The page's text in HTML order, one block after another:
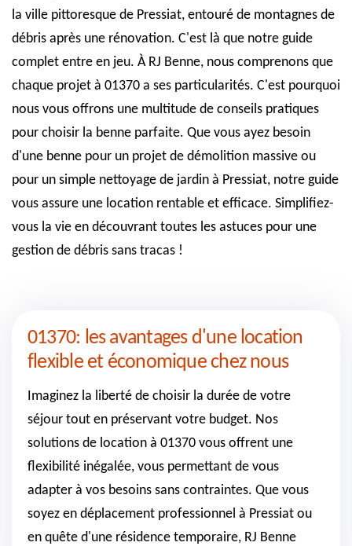
la ville pittoresque de Pressiat, entouré de montagnes de
débris après une rénovation. C'est là que notre guide
complet entre en jeu. À RJ Benne, nous comprenons que
chaque projet à 01370 a ses particularités. C'est pourquoi
nous vous offrons une multitude de conseils pratiques
pour choisir la benne parfaite. Que vous ayez besoin
d'une benne pour un projet de démolition massive ou
pour un simple nettoyage de jardin à Pressiat, notre guide
vous assure une location rentable et efficace. Simplifiez-
vous la vie en découvrant toutes les astuces pour une
gestion de débris sans tracas !
01370: les avantages d'une location
flexible et économique chez nous
Imaginez la liberté de choisir la durée de votre
séjour tout en préservant votre budget. Nos
solutions de location à 01370 vous offrent une
flexibilité inégalée, vous permettant de vous
adapter à vos besoins sans contraintes. Que vous
soyez en déplacement professionnel à Pressiat ou
en quête d'une résidence temporaire, RJ Benne